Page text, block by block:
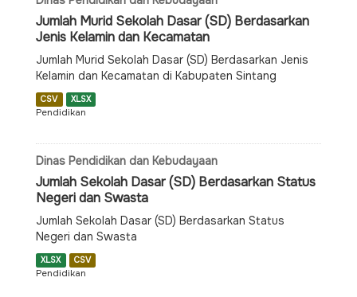
Jumlah Murid Sekolah Dasar (SD) Berdasarkan
Jenis Kelamin dan Kecamatan
Jumlah Murid Sekolah Dasar (SD) Berdasarkan Jenis
Kelamin dan Kecamatan di Kabupaten Sintang
CSV XLSX
Pendidikan
Dinas Pendidikan dan Kebudayaan
Jumlah Sekolah Dasar (SD) Berdasarkan Status
Negeri dan Swasta
Jumlah Sekolah Dasar (SD) Berdasarkan Status
Negeri dan Swasta
XLSX CSV
Pendidikan